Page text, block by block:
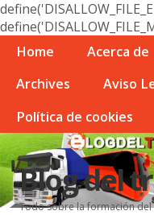
Home
Acerca de
Archives
Aviso
Polí­tica de cookies
Blog del
Todo sobre la formación